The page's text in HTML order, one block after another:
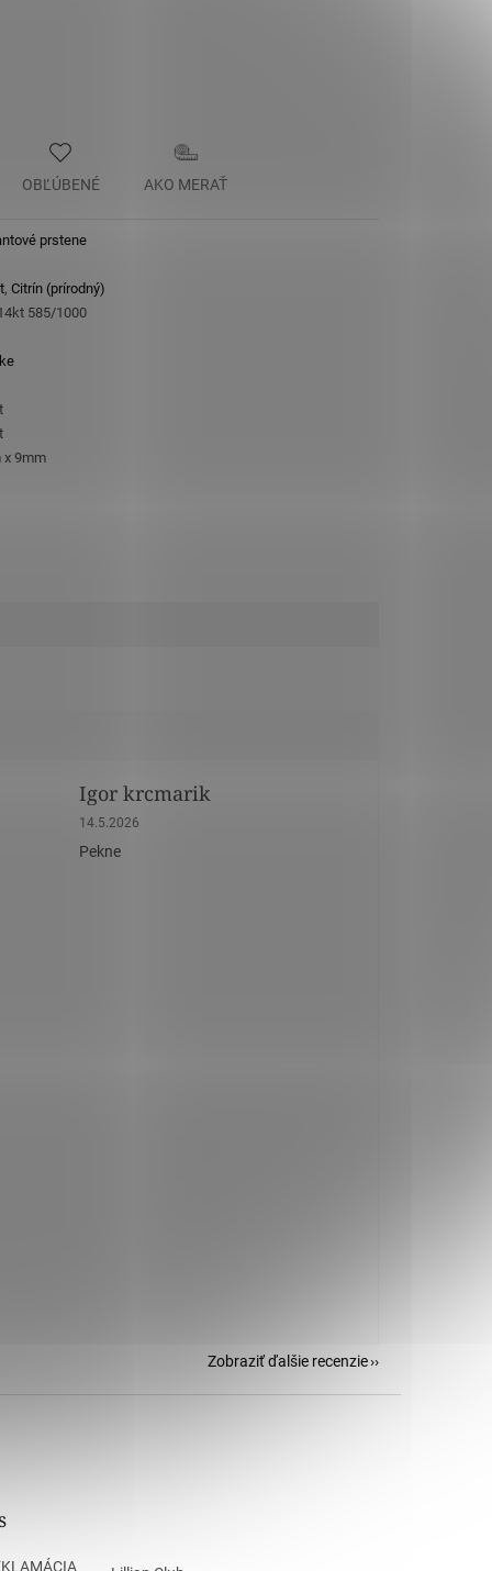
OBĽÚBENÉ AKO MERAŤ
prstene
, Citrín (prírodný)
585/1000
x 9mm
Igor krcmarik
Hodnotenie obchodu je 5 z 5 hviezdičiek.
14.5.2026
Pekne
Zobraziť ďalšie recenzie